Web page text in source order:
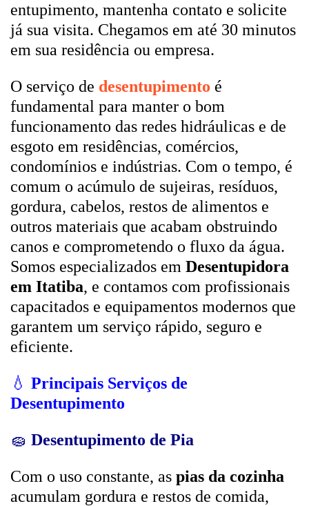
entupimento, mantenha contato e solicite
já sua visita. Chegamos em até 30 minutos
em sua residência ou empresa.
O serviço de desentupimento é
fundamental para manter o bom
funcionamento das redes hidráulicas e de
esgoto em residências, comércios,
condomínios e indústrias. Com o tempo, é
comum o acúmulo de sujeiras, resíduos,
gordura, cabelos, restos de alimentos e
outros materiais que acabam obstruindo
canos e comprometendo o fluxo da água.
Somos especializados em Desentupidora
em Itatiba, e contamos com profissionais
capacitados e equipamentos modernos que
garantem um serviço rápido, seguro e
eficiente.
💧 Principais Serviços de
Desentupimento
🧽 Desentupimento de Pia
Com o uso constante, as pias da cozinha
acumulam gordura e restos de comida,